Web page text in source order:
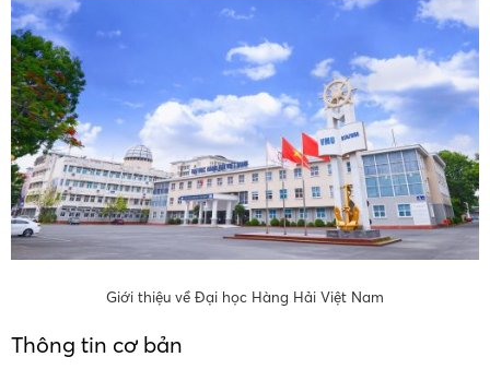
Giới thiệu về Đại học Hàng Hải Việt Nam
Thông tin cơ bản